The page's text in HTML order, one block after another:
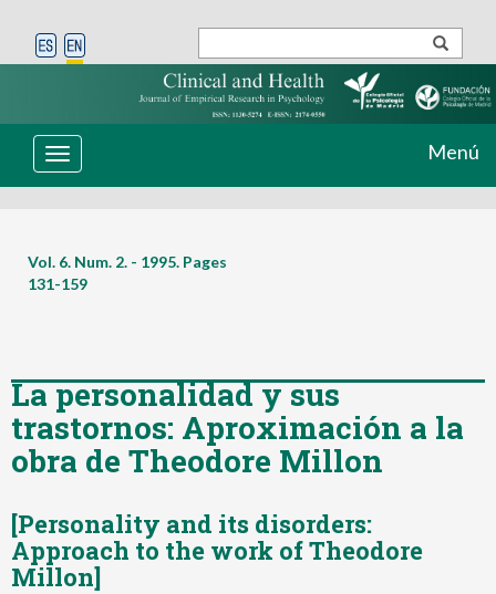
Toggle
navigation
Menú
Vol. 6. Num. 2. - 1995. Pages
131-159
La personalidad y sus
trastornos: Aproximación a la
obra de Theodore Millon
[Personality and its disorders:
Approach to the work of Theodore
Millon]